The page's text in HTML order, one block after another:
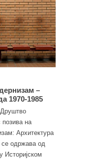
–
1970-1985
Друштво
позива на
Архитектура
се одржава од
Историјском